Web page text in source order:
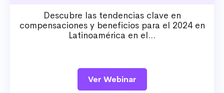
Descubre las tendencias clave en
compensaciones y beneficios para el 2024 en
Latinoamérica en el...
Ver Webinar